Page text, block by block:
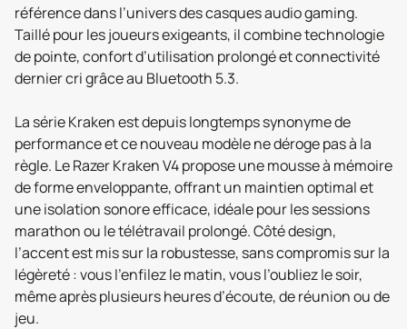
référence dans l’univers des casques audio gaming.
Taillé pour les joueurs exigeants, il combine technologie
de pointe, confort d’utilisation prolongé et connectivité
dernier cri grâce au Bluetooth 5.3.
La série Kraken est depuis longtemps synonyme de
performance et ce nouveau modèle ne déroge pas à la
règle. Le Razer Kraken V4 propose une mousse à mémoire
de forme enveloppante, offrant un maintien optimal et
une isolation sonore efficace, idéale pour les sessions
marathon ou le télétravail prolongé. Côté design,
l’accent est mis sur la robustesse, sans compromis sur la
légèreté : vous l’enfilez le matin, vous l’oubliez le soir,
même après plusieurs heures d’écoute, de réunion ou de
jeu.